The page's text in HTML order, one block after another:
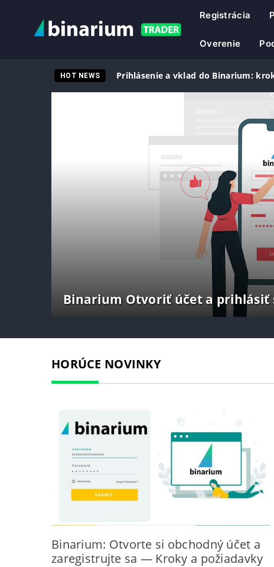
Registrácia
Overenie
HOT NEWS Prihlásenie a vklad do Binarium:
Binarium Otvoriť účet a prihlásiť
HORÚCE NOVINKY
Binarium: Otvorte si obchodný účet a
zaregistrujte sa — Kroky a požiadavky